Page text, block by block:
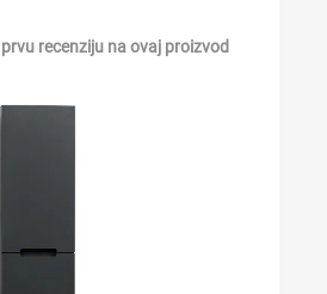
recenziju na ovaj proizvod